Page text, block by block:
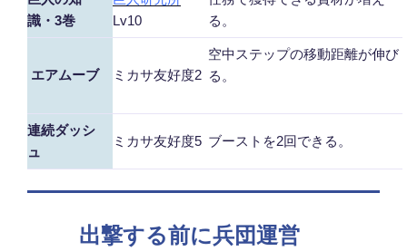
識・3巻
Lv10
る。
エアムーブ ミカサ友好度2
空中ステップの移動距離が伸び
る。
連続ダッシ
ュ
ミカサ友好度5 ブーストを2回できる。
出撃する前に兵団運営